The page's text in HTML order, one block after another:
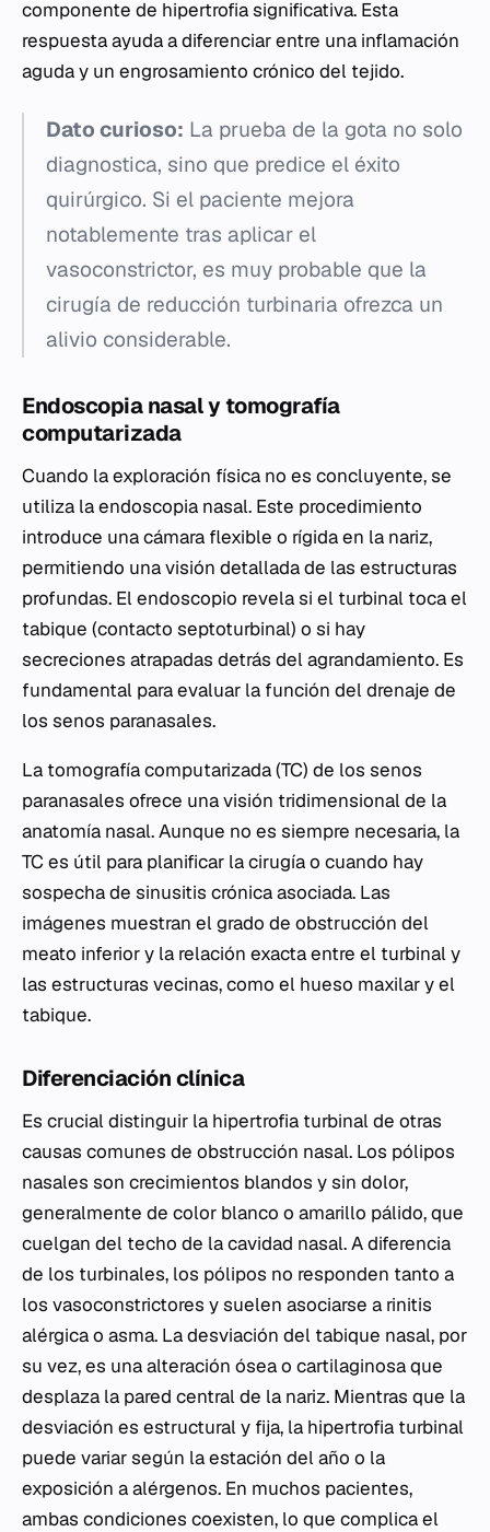
componente de hipertrofia significativa. Esta
respuesta ayuda a diferenciar entre una inflamación
aguda y un engrosamiento crónico del tejido.
Dato curioso: La prueba de la gota no solo
diagnostica, sino que predice el éxito
quirúrgico. Si el paciente mejora
notablemente tras aplicar el
vasoconstrictor, es muy probable que la
cirugía de reducción turbinaria ofrezca un
alivio considerable.
Endoscopia nasal y tomografía
computarizada
Cuando la exploración física no es concluyente, se
utiliza la endoscopia nasal. Este procedimiento
introduce una cámara flexible o rígida en la nariz,
permitiendo una visión detallada de las estructuras
profundas. El endoscopio revela si el turbinal toca el
tabique (contacto septoturbinal) o si hay
secreciones atrapadas detrás del agrandamiento. Es
fundamental para evaluar la función del drenaje de
los senos paranasales.
La tomografía computarizada (TC) de los senos
paranasales ofrece una visión tridimensional de la
anatomía nasal. Aunque no es siempre necesaria, la
TC es útil para planificar la cirugía o cuando hay
sospecha de sinusitis crónica asociada. Las
imágenes muestran el grado de obstrucción del
meato inferior y la relación exacta entre el turbinal y
las estructuras vecinas, como el hueso maxilar y el
tabique.
Diferenciación clínica
Es crucial distinguir la hipertrofia turbinal de otras
causas comunes de obstrucción nasal. Los pólipos
nasales son crecimientos blandos y sin dolor,
generalmente de color blanco o amarillo pálido, que
cuelgan del techo de la cavidad nasal. A diferencia
de los turbinales, los pólipos no responden tanto a
los vasoconstrictores y suelen asociarse a rinitis
alérgica o asma. La desviación del tabique nasal, por
su vez, es una alteración ósea o cartilaginosa que
desplaza la pared central de la nariz. Mientras que la
desviación es estructural y fija, la hipertrofia turbinal
puede variar según la estación del año o la
exposición a alérgenos. En muchos pacientes,
ambas condiciones coexisten, lo que complica el